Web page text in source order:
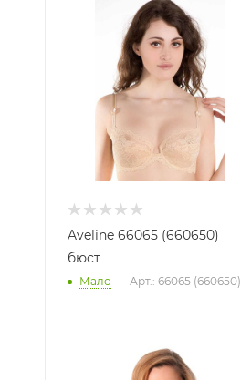
Aveline 66065 (660650)
бюст
Мало Арт.: 66065 (660650)